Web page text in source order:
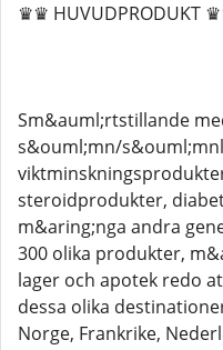
♛♛ HUVUDPRODUKT
Sm&auml;rtstillande
s&ouml;mn/
steroidprodukter,
m&aring;nga andra
300 olika produkter,
lager och apotek redo
dessa olika
Norge, Frankrike,